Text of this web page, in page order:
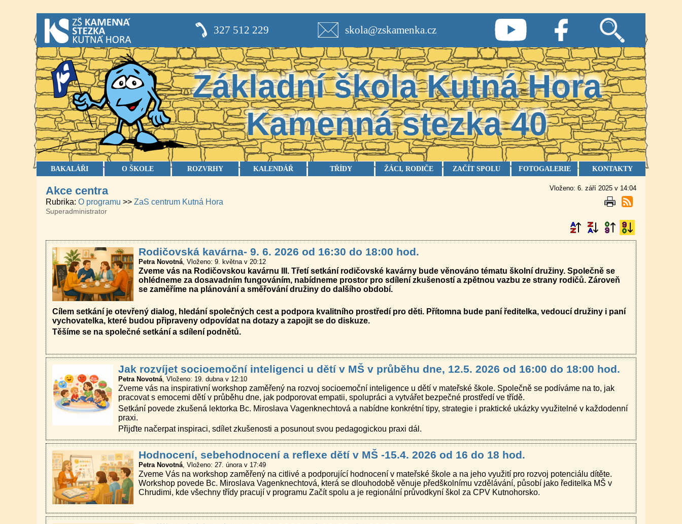
327 512 229 skola@zskamenka.cz
Základní školaKutná Hora
Kamenná stezka40
BAKALÁŘI O ŠKOLE ROZVRHY KALENDÁŘ TŘÍDY ŽÁCI, RODIČE ZAČÍT SPOLU FOTOGALERIE KONTAKTY
Akce centra
Rubrika O programu ZaS centrum Kutná Hora
Superadministrator
Vloženo: 6. září 2025 v 14:04
Rodičovská kavárna- 9. 6. 2026 od 16:30 do 18:00 hod.
Petra Novotná Vloženo: 9. května v 20:12
Zveme vás na Rodičovskou kavárnu III. Třetí setkání rodičovské kavárny bude věnováno tématu školní družiny. Společně se
ohlédneme za dosavadním fungováním, nabídneme prostor pro sdílení zkušeností a zpětnou vazbu ze strany rodičů. Zároveň
se zaměříme na plánování a směřování družiny do dalšího období.
Cílem setkání je otevřený dialog, hledání společných cest a podpora kvalitního prostředí pro děti. Přítomna bude paní ředitelka, vedoucí družiny i paní
vychovatelka, které budou připraveny odpovídat na dotazy a zapojit se do diskuze.
Těšíme se na společné setkání a sdílení podnětů.
Jak rozvíjet socioemoční inteligenci u dětí v MŠ v průběhu dne, 12.5. 2026 od 16:00 do 18:00 hod.
Petra Novotná Vloženo: 19. dubna v 12:10
Zveme vás na inspirativní workshop zaměřený na rozvoj socioemoční inteligence u dětí v mateřské škole. Společně se podíváme na to, jak
pracovat s emocemi dětí v průběhu dne, jak podporovat empatii, spolupráci a vytvářet bezpečné prostředí ve třídě.
Setkání povede zkušená lektorka Bc. Miroslava Vagenknechtová a nabídne konkrétní tipy, strategie i praktické ukázky využitelné v každodenní
praxi.
Přijďte načerpat inspiraci, sdílet zkušenosti a posunout svou pedagogickou praxi dál.
Hodnocení, sebehodnocení a reflexe dětí v MŠ -15.4. 2026 od 16 do 18 hod.
Petra Novotná Vloženo: 27. února v 17:49
Zveme Vás na workshop zaměřený na citlivé a podporující hodnocení v mateřské škole a na jeho využití pro rozvoj potenciálu dítěte.
Workshop povede Bc. Miroslava Vagenknechtová, která se dlouhodobě věnuje předškolnímu vzdělávání, působí jako ředitelka MŠ v
Chrudimi, kde všechny třídy pracují v programu Začít spolu a je regionální průvodkyní škol za CPV Kutnohorsko.